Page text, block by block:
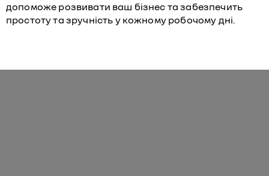
допоможе розвивати ваш бізнес та забезпечить
простоту та зручність у кожному робочому дні.